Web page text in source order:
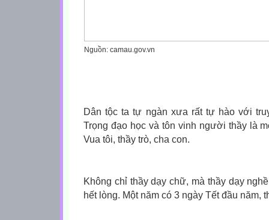
Nguồn: camau.gov.vn
Dân tộc ta tự ngàn xưa rất tự hào với
Trọng đạo học và tôn vinh người thầy là
Vua tôi, thầy trò, cha con.
Không chỉ thầy dạy chữ, mà thầy dạy
hết lòng. Một năm có 3 ngày Tết đầu năm,